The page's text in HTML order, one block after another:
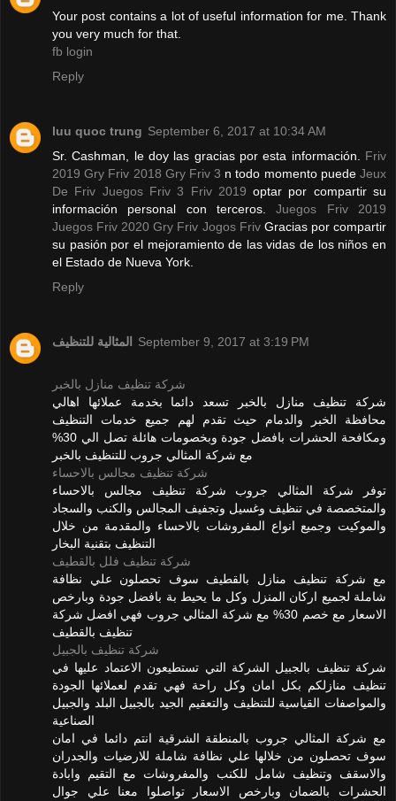
Your post contains a lot of useful information for me. Thank
you very much for that.
fb login
Reply
luu quoc trung September 6, 2017 at 10:34 AM
Sr. Cashman, le doy las gracias por esta información. Friv
2019 Gry Friv 2018 Gry Friv 3 n todo momento puedeJeux
De Friv Juegos Friv 3 Friv 2019 optar por compartir su
información personal con terceros.Juegos Friv 2019
Juegos Friv 2020 Gry Friv Jogos FrivGracias por compartir
su pasión por el mejoramiento de las vidas de los niños en
el Estado de Nueva York.
Reply
المثالية للتنظيف September 9, 2017 at 3:19 PM
شركة تنظيف منازل بالخبر
شركة تنظيف منازل بالخبر تسعد دائما بخدمة عملائها اهالي
محافظة الخبر والدمام حيث تقدم لهم جميع خدمات التنظيف
ومكافحة الحشرات بافضل جودة وبخصومات هائلة تصل الي 30%
مع شركة المثالي جروب للتنظيف بالخبر
شركة تنظيف مجالس بالاحساء
توفر شركة المثالي جروب شركة تنظيف مجالس بالاحساء
والمتخصصة في تنظيف وغسيل وتجفيف المجالس والكنب والسجاد
والموكيت وجميع انواع المفروشات بالاحساء والمقدمة من خلال
التنظيف بتقنية البخار
شركة تنظيف فلل بالقطيف
مع شركة تنظيف منازل بالقطيف سوف تحصلون علي نظافة
شاملة لجميع اركان المنزل وكل ما يحيط بة بافضل جودة وبارخص
الاسعار مع خصم 30% مع شركة المثالي جروب فهي افضل شركة
تنظيف بالقطيف
شركة تنظيف بالجبيل
شركة تنظيف بالجبيل الشركة التي تستطيعون الاعتماد عليها في
تنظيف منازلكم بكل امان وكل راحة فهي تقدم لعملائها الجودة
والمواصفات القياسية للتنظيف والتعقيم الجيد بالجبيل البلد والجبيل
الصناعية
مع شركة المثالي جروب بالمنطقة الشرقية انتم دائما في امان
سوف تحصلون من خلالها علي نظافة شاملة للارضيات والجدران
والاسقف وتنظيف شامل للكنب والمفروشات مع التقيم وابادة
الحشرات بالضمان وبارخص الاسعار تواصلوا معنا علي جوال